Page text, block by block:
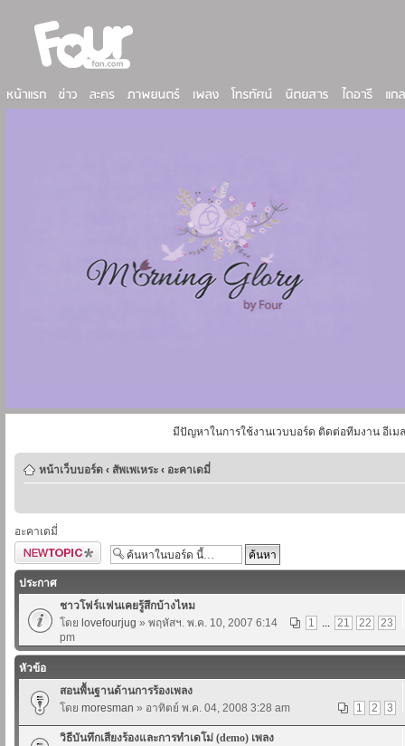
มีปัญหาในการใช้งานเวบบอร์ด ติดต่อทีมงาน อีเม
หน้าเว็บบอร์ด ‹ สัพเพเหระ ‹ อะคาเดมี่
อะคาเดมี่
ตั้งกระทู้ใหม่
ประกาศ
ชาวโฟร์แฟนเคยรู้สึกบ้างไหม
1
... 21 22 23
โดย lovefourjug » พฤหัสฯ. พ.ค. 10, 2007 6:14
pm
หัวข้อ
สอนพื้นฐานด้านการร้องเพลง
1
2 3
โดย moresman » อาทิตย์ พ.ค. 04, 2008 3:28 am
วิธีบันทึกเสียงร้องและการทำเดโม่ (demo) เพลง